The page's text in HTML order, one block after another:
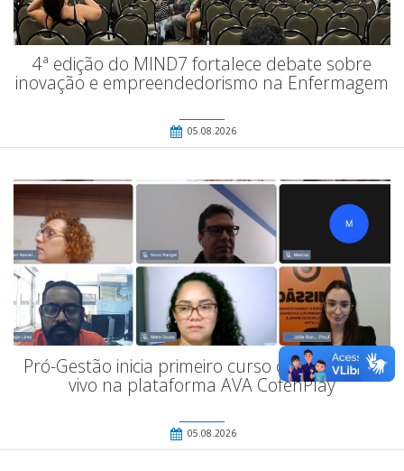
4ª edição do MIND7 fortalece debate sobre
inovação e empreendedorismo na Enfermagem
05.08.2026
Pró-Gestão inicia primeiro curso com aulas ao
vivo na plataforma AVA CofenPlay
05.08.2026